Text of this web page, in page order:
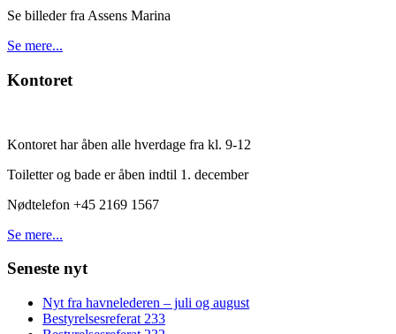
Se billeder fra Assens Marina
Se mere...
Kontoret
Kontoret har åben alle hverdage fra kl. 9-12
Toiletter og bade er åben indtil 1. december
Nødtelefon +45 2169 1567
Se mere...
Seneste nyt
Nyt fra havnelederen – juli og august
Bestyrelsesreferat 233